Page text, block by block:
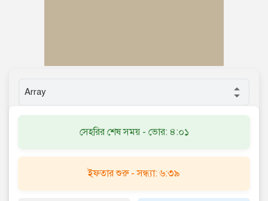
সেহরির শেষ সময় - ভোর: ৪:০১
ইফতার শুরু - সন্ধ্যা: ৬:৩৯